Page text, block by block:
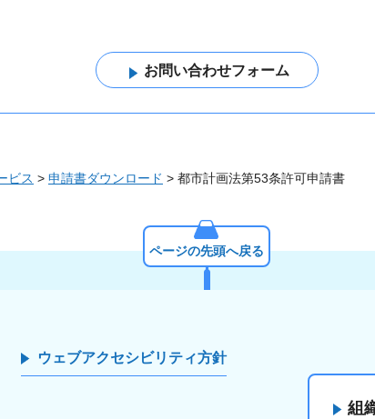
ビス > 申請書ダウンロード > 都市計画法第53条許可申請書
ページの先頭へ戻る
ウェブアクセシビリティ方針
組